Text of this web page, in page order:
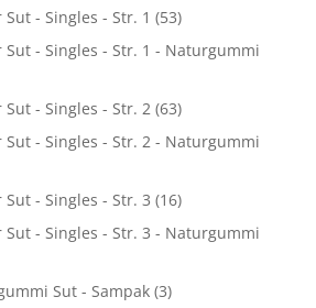
Sut - Singles - Str. 1 (53)
Sut - Singles - Str. 1 - Naturgummi
Sut - Singles - Str. 2 (63)
Sut - Singles - Str. 2 - Naturgummi
Sut - Singles - Str. 3 (16)
Sut - Singles - Str. 3 - Naturgummi
Sut - Sampak (3)